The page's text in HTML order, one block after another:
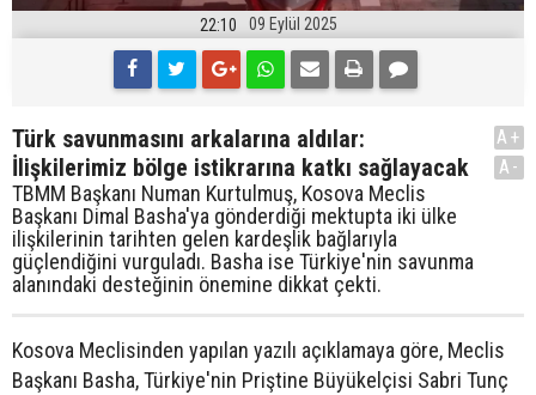
22:10 09 Eylül 2025
Türk savunmasını arkalarına aldılar:
İlişkilerimiz bölge istikrarına katkı sağlayacak
TBMM Başkanı Numan Kurtulmuş, Kosova Meclis
Başkanı Dimal Basha'ya gönderdiği mektupta iki ülke
ilişkilerinin tarihten gelen kardeşlik bağlarıyla
güçlendiğini vurguladı. Basha ise Türkiye'nin savunma
alanındaki desteğinin önemine dikkat çekti.
A+
A-
Kosova Meclisinden yapılan yazılı açıklamaya göre, Meclis
Başkanı Basha, Türkiye'nin Priştine Büyükelçisi Sabri Tunç